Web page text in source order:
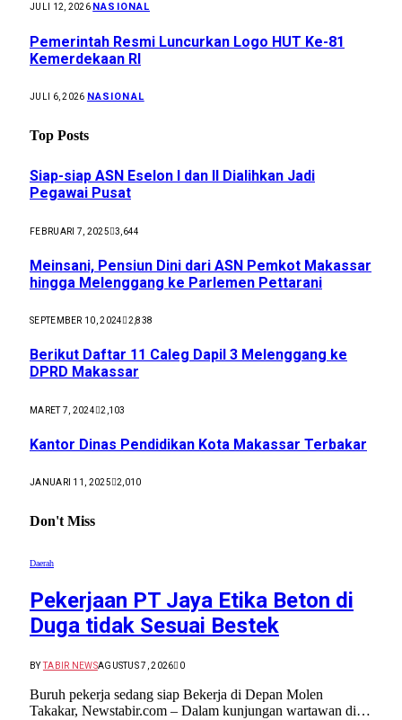
JULI 12, 2026 NASIONAL
Pemerintah Resmi Luncurkan Logo HUT Ke-81
Kemerdekaan RI
JULI 6, 2026 NASIONAL
Top Posts
Siap-siap ASN Eselon I dan II Dialihkan Jadi
Pegawai Pusat
FEBRUARI 7, 2025 3,644
Meinsani, Pensiun Dini dari ASN Pemkot Makassar
hingga Melenggang ke Parlemen Pettarani
SEPTEMBER 10, 2024 2,838
Berikut Daftar 11 Caleg Dapil 3 Melenggang ke
DPRD Makassar
MARET 7, 2024 2,103
Kantor Dinas Pendidikan Kota Makassar Terbakar
JANUARI 11, 2025 2,010
Don't Miss
Daerah
Pekerjaan PT Jaya Etika Beton di
Duga tidak Sesuai Bestek
BY TABIR NEWSAGUSTUS 7, 2026 0
Buruh pekerja sedang siap Bekerja di Depan Molen
Takakar, Newstabir.com – Dalam kunjungan wartawan di…